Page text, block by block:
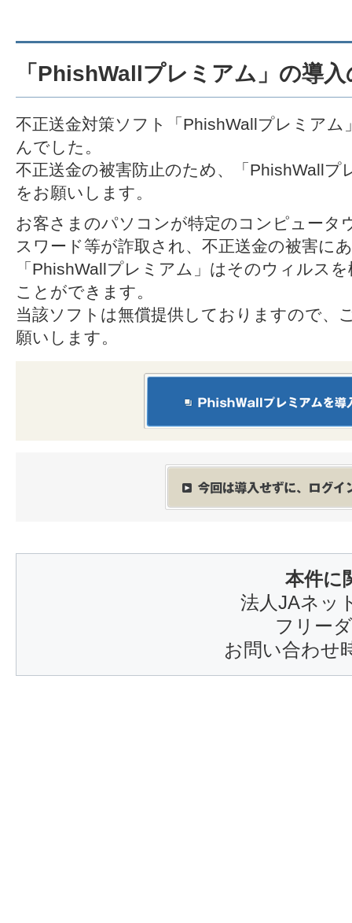
「PhishWallプレミアム」の導
不正送金対策ソフト「PhishWallプレミア
んでした。
不正送金の被害防止のため、「PhishWall
をお願いします。
お客さまのパソコンが特定のコンピュータ
スワード等が詐取され、不正送金の被害に
「PhishWallプレミアム」はそのウィルス
ことができます。
当該ソフトは無償提供しておりますので、
願いします。
本件に
法人JAネッ
フリー
お問い合わせ